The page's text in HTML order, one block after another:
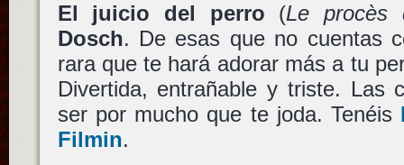
El juicio del perro (Le procès
Dosch. De esas que no cuentas
rara que te hará adorar más a tu
Divertida, entrañable y triste. Las
ser por mucho que te joda. Tenéis
Filmin.